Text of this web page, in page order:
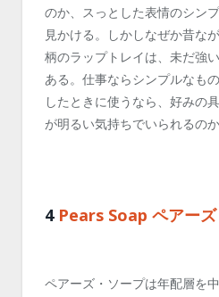
のか、スっとした表情のシン
見かける。しかしなぜか昔な
柄のラップトレイは、未だ強
ある。仕事ならシンプルなも
したときに使うなら、好みの
が明るい気持ちでいられるのか
4 Pears Soap ペアー
ペアーズ・ソープは年配層を